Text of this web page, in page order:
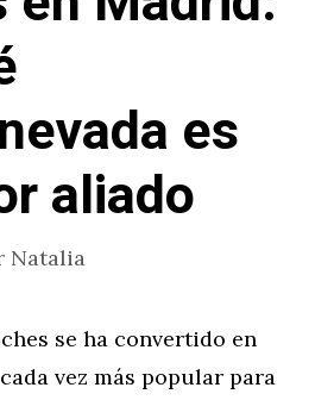
es
aliado
Natalia
se ha convertido en
vez más popular para